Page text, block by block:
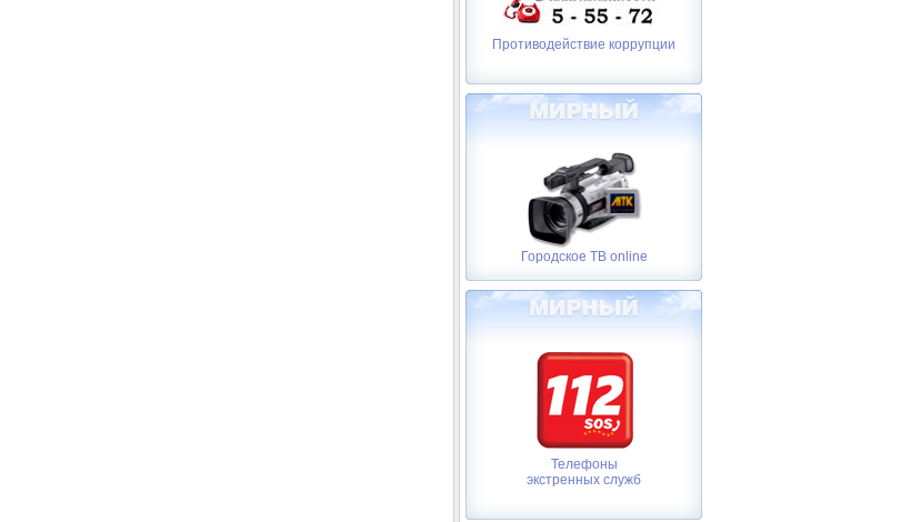
Противодействие коррупции
Городское ТВ online
Телефоны
экстренных служб